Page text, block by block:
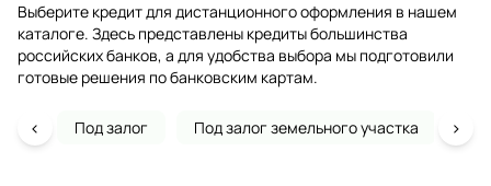
Выберите кредит для дистанционного оформления в нашем
каталоге. Здесь представлены кредиты большинства
российских банков, а для удобства выбора мы подготовили
готовые решения по банковским картам.
Под залог Под залог земельного участка
‹ ›